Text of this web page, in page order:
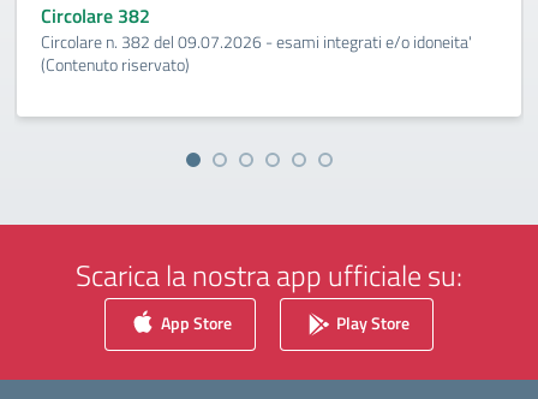
Circolare 382
Circolare n. 382 del 09.07.2026 - esami integrati e/o idoneita'
(Contenuto riservato)
Scarica la nostra app ufficiale su:
App Store Play Store